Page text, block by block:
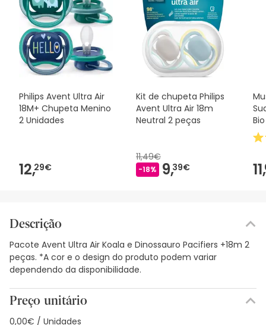
Philips Avent Ultra Air
18M+ Chupeta Menino
2 Unidades
12,29€
Kit de chupeta Philips
Avent Ultra Air 18m
Neutral 2 peças
11,49€
-18% 9,39€ 11,
Descrição
Pacote Avent Ultra Air Koala e Dinossauro Pacifiers +18m 2
peças. *A cor e o design do produto podem variar
dependendo da disponibilidade.
Preço unitário
0,00€ / Unidades